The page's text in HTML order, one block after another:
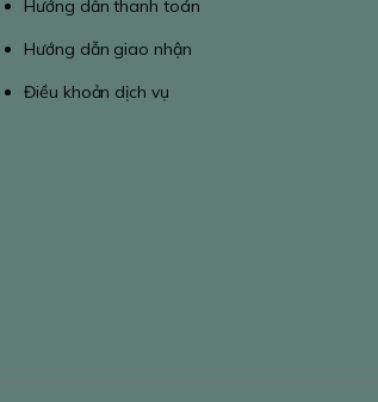
Hướng dẫn thanh toán
Hướng dẫn giao nhận
Điều khoản dịch vụ